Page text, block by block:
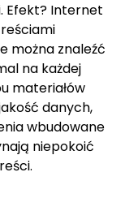
Efekt? Internet
można znaleźć
na każdej
materiałów
danych,
wbudowane
niepokoić